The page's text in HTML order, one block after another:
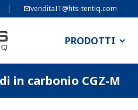
venditaIT@hts-tentiq.com
PRODOTTI
in carbonio CGZ-M